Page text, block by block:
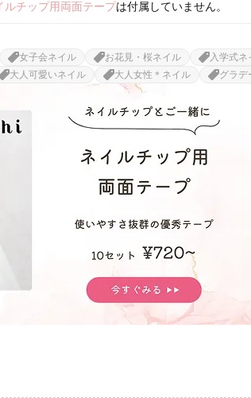
ルチップ用両面テープは付属していません。
女子会ネイル お花見・桜ネイル 入学式ネ
大人可愛いネイル 大人女性＊ネイル グラデ